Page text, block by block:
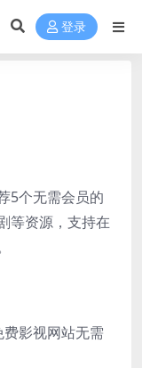
登录
5个无需会员的
等资源，支持在
影视网站无需